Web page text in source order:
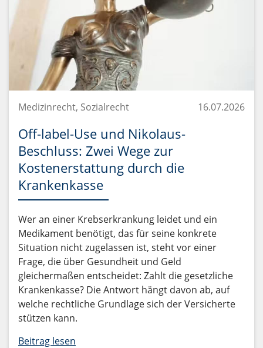
Medizinrecht, Sozialrecht 16.07.2026
Off-label-Use und Nikolaus-
Beschluss: Zwei Wege zur
Kostenerstattung durch die
Krankenkasse
Wer an einer Krebserkrankung leidet und ein
Medikament benötigt, das für seine konkrete
Situation nicht zugelassen ist, steht vor einer
Frage, die über Gesundheit und Geld
gleichermaßen entscheidet: Zahlt die gesetzliche
Krankenkasse? Die Antwort hängt davon ab, auf
welche rechtliche Grundlage sich der Versicherte
stützen kann.
Beitrag lesen